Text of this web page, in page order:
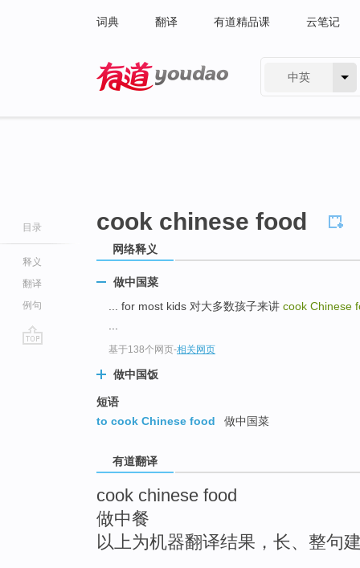
词典 翻译 有道精品课 云笔记
中英
目录
释义
翻译
例句
cook chinese food
网络释义
做中国菜
... for most kids 对大多数孩子来讲 cook Chinese
基于138个网页-相关网页
做中国饭
短语
to cook Chinese food
做中国菜
有道翻译
cook chinese food
做中餐
以上为机器翻译结果，长、整句